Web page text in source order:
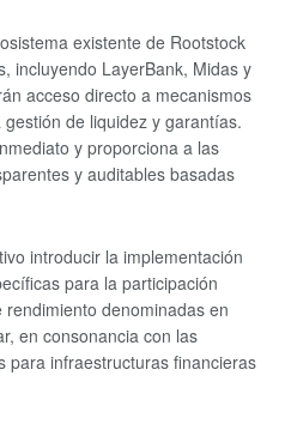
existente de Rootstock
incluyendo LayerBank, Midas y
acceso directo a mecanismos
de liquidez y garantías.
y proporciona a las
y auditables basadas
introducir la implementación
para la participación
denominadas en
en consonancia con las
para infraestructuras financieras